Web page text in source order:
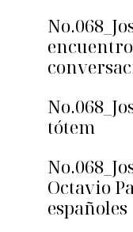
tótem
Octavio
españoles